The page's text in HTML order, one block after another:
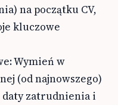
na początku CV,
kluczowe
Wymień w
(od najnowszego)
zatrudnienia i